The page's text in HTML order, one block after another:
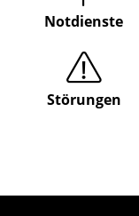
Notdienste
Störungen